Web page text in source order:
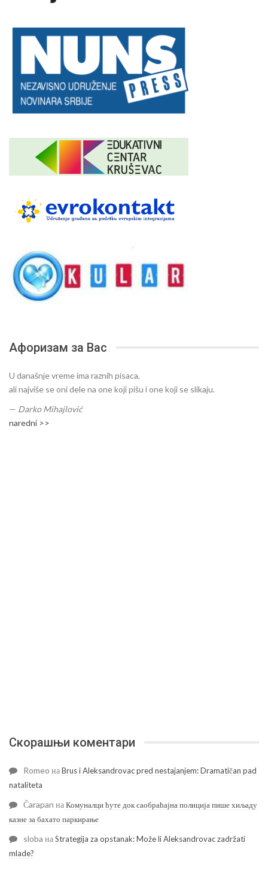
Афоризам за Вас
U današnje vreme ima raznih pisaca,
ali najviše se oni dele na one koji pišu i one koji se slikaju.
— Darko Mihajlović
naredni >>
Скорашњи коментари
Romeo наBrus i Aleksandrovac pred nestajanjem: Dramatičan pad
nataliteta
Čarapan наКомуналци ћуте док саобраћајна полиција пише хиљаду
казне за бахато паркирање
sloba наStrategija za opstanak: Može li Aleksandrovac zadržati
mlade?